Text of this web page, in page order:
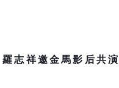
羅志祥邀金馬影后共